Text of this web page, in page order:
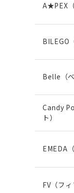
A★PEX（
BILEGO
Belle（ベ
Candy
ト）
EMEDA
FV（フィ